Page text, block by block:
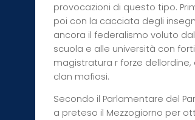
provocazioni di questo tipo.
poi con la cacciata degli
ancora il federalismo voluto
scuola e alle università con
magistratura r forze
clan mafiosi.
Secondo il Parlamentare del
a preteso il Mezzogiorno per